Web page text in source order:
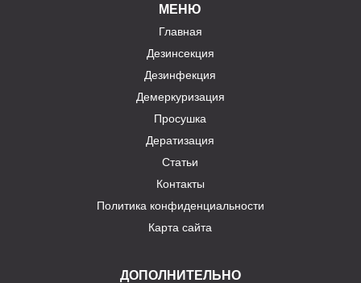
МЕНЮ
Главная
Дезинсекция
Дезинфекция
Демеркуризация
Просушка
Дератизация
Статьи
Контакты
Политика конфиденциальности
Карта сайта
ДОПОЛНИТЕЛЬНО